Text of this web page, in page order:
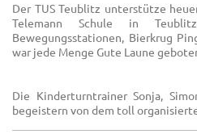
Der TUS Teublitz unterstütze
Telemann Schule in
Bewegungsstationen, Bierkrug
war jede Menge Gute Laune
Die Kinderturntrainer Sonja,
begeistern von dem toll